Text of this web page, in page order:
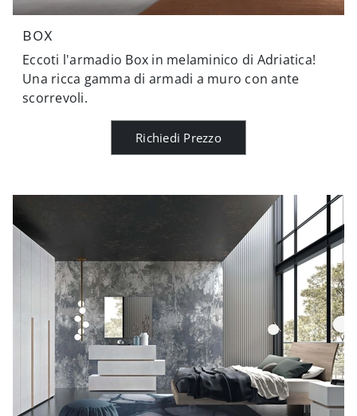
BOX
Eccoti l'armadio Box in melaminico di Adriatica!
Una ricca gamma di armadi a muro con ante
scorrevoli.
Richiedi Prezzo